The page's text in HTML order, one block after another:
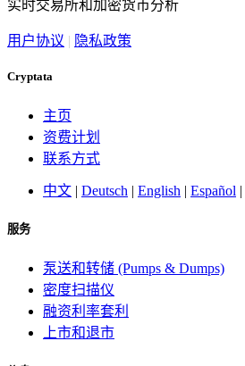
实时交易所和加密货币分析
用户协议 | 隐私政策
Cryptata
主页
资费计划
联系方式
中文 | Deutsch | English | Español |
服务
泵送和转储 (Pumps & Dumps)
密度扫描仪
融资利率套利
上市和退市